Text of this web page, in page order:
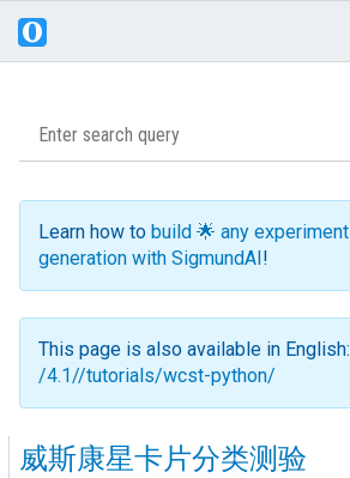
Learn how to build 🌟 any
generation with SigmundAI!
This page is also available in English:
/4.1//tutorials/wcst-python/
威斯康星卡片分类测验